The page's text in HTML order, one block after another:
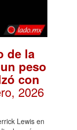
de la
peso
con
2026
Lewis en